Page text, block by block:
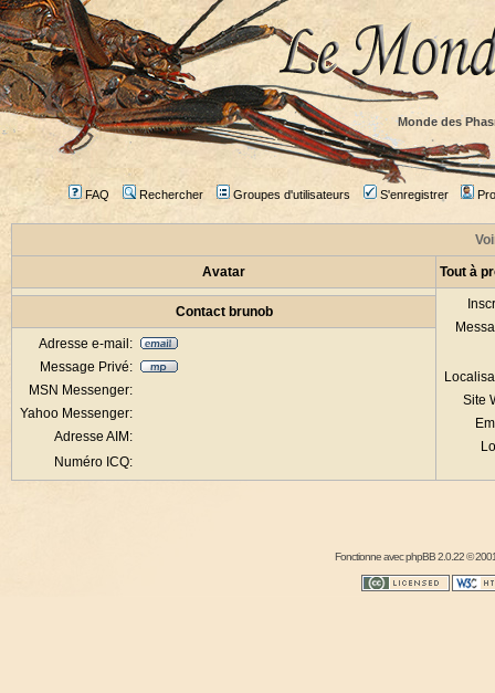
Monde des
FAQ Rechercher Groupes d'utilisateurs S'enregistrer
Avatar Tout à
Site
Contact brunob
Adresse e-mail:
Message Privé:
MSN Messenger:
Yahoo Messenger:
Adresse AIM:
Numéro ICQ:
Fonctionne avecphpBB2.0.22 ©